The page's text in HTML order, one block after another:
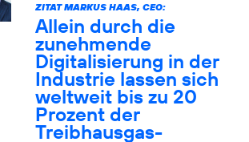
ZITAT MARKUS HAAS, CEO:
Allein durch die
zunehmende
Digitalisierung in der
Industrie lassen sich
weltweit bis zu 20
Prozent der
Treibhausgas-